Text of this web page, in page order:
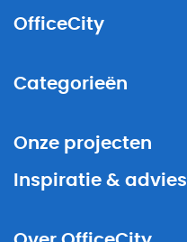
OfficeCity
Categorieën
Onze projecten
Inspiratie & advies